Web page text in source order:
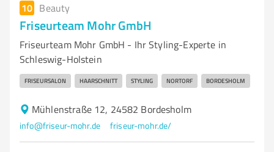
10 Beauty
Friseurteam Mohr GmbH
Friseurteam Mohr GmbH - Ihr Styling-Experte in
Schleswig-Holstein
FRISEURSALON HAARSCHNITT STYLING NORTORF BORDESHOLM
Mühlenstraße 12, 24582 Bordesholm
info@friseur-mohr.de friseur-mohr.de/